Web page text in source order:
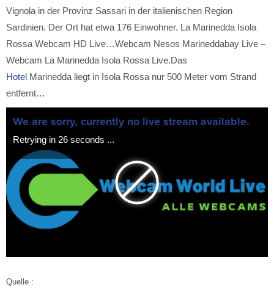
Vignola in der Provinz Sassari in der italienischen Region
Sardinien. Der Ort hat etwa 176 Einwohner. La Marinedda Isola
Rossa Webcam HD Live…Webcam Nesos Marineddabay Live –
Webcam La Marinedda Isola Rossa Live.Das
Hotel Marinedda liegt in Isola Rossa nur 500 Meter vom Strand
entfernt…
We are sorry, currently no live stream available.
Retrying in26 seconds ...
Quelle :